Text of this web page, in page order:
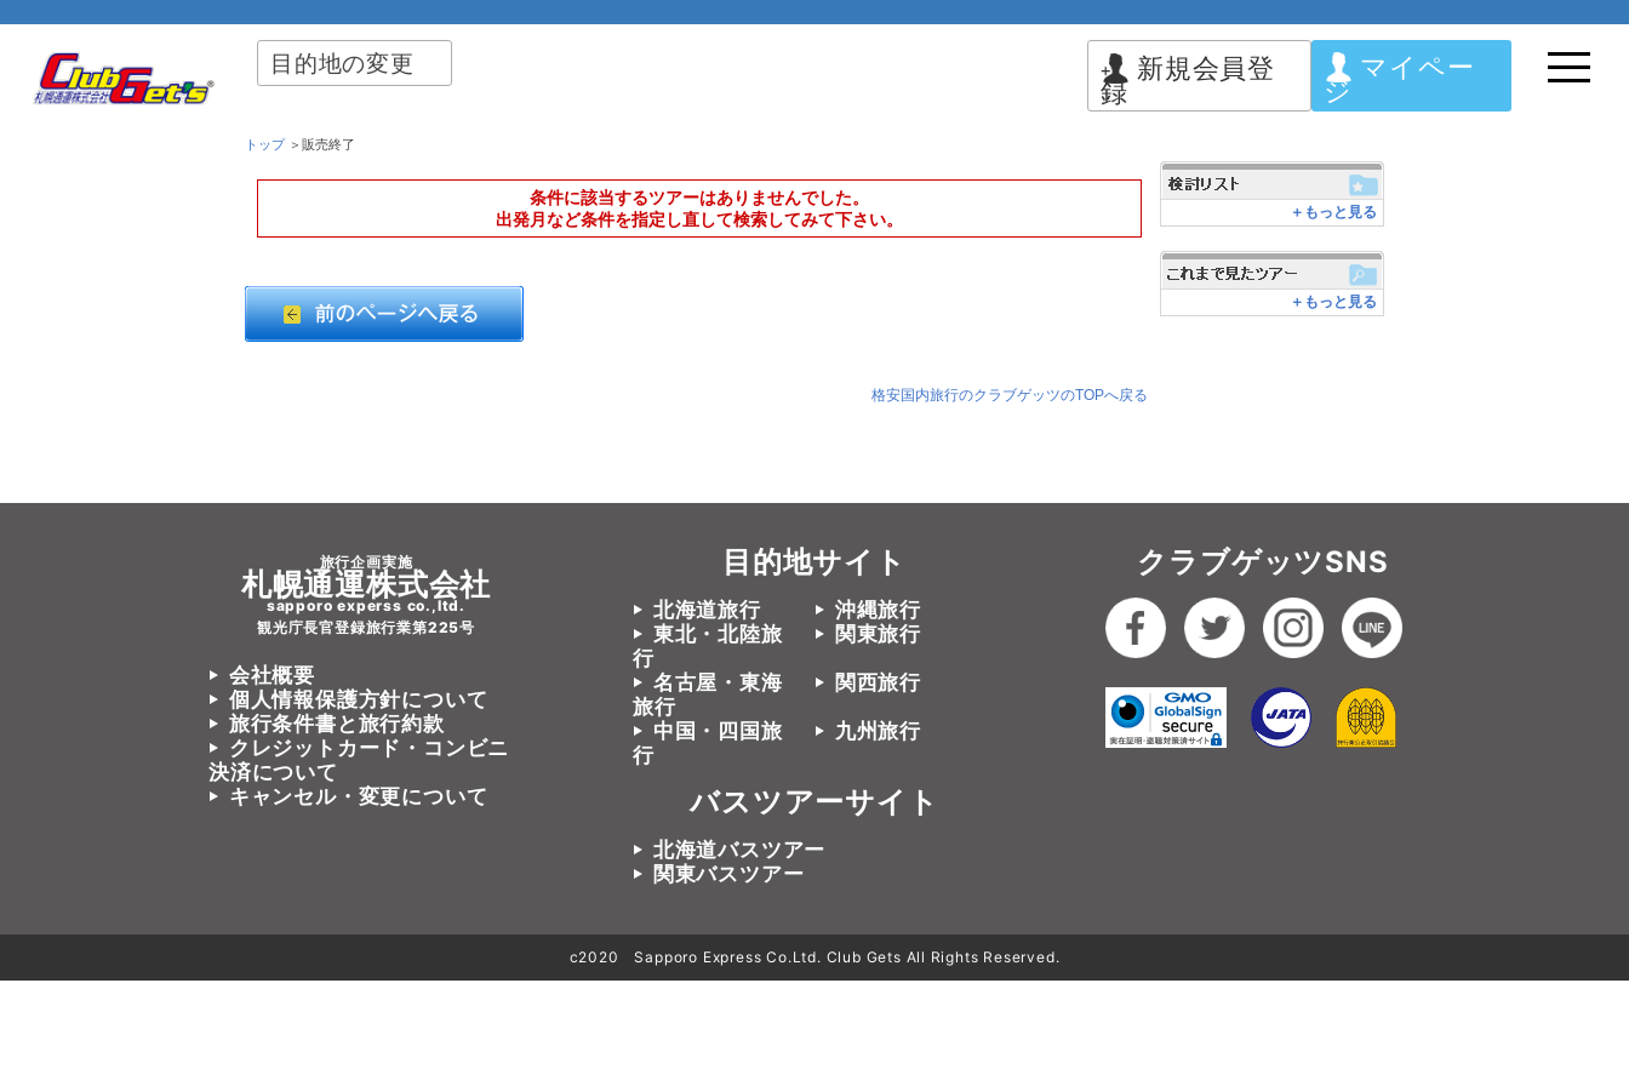
目的地の変更 新規会員登
録
マイペー
ジ
トップ＞販売終了
条件に該当するツアーはありませんでした。
出発月など条件を指定し直して検索してみて下さい。
格安国内旅行のクラブゲッツのTOPへ戻る
＋もっと見る
＋もっと見る
旅行企画実施
札幌通運株式会社
sapporo experss co.,ltd.
観光庁長官登録旅行業第225号
会社概要
個人情報保護方針について
旅行条件書と旅行約款
クレジットカード・コンビニ
決済について
キャンセル・変更について
目的地サイト
北海道旅行
沖縄旅行
東北・北陸旅
行
関東旅行
名古屋・東海
旅行
関西旅行
中国・四国旅
行
九州旅行
バスツアーサイト
北海道バスツアー
関東バスツアー
クラブゲッツSNS
c2020 Sapporo Express Co.Ltd. Club Gets All Rights Reserved.